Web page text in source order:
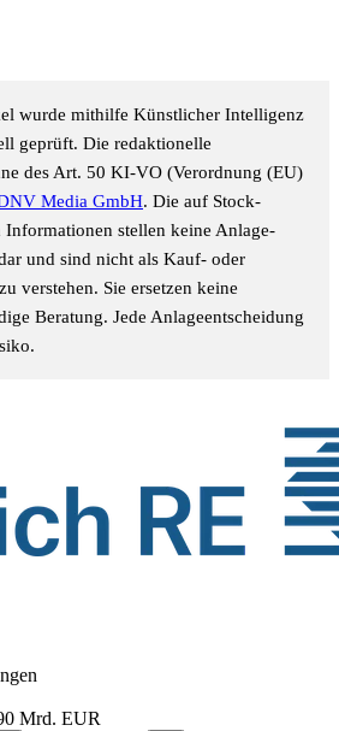
wurde mithilfe Künstlicher Intelligenz
geprüft. Die redaktionelle
des Art. 50 KI-VO (Verordnung (EU)
Media GmbH. Die auf Stock-
Informationen stellen keine Anlage-
und sind nicht als Kauf- oder
verstehen. Sie ersetzen keine
Beratung. Jede Anlageentscheidung
Mrd. EUR